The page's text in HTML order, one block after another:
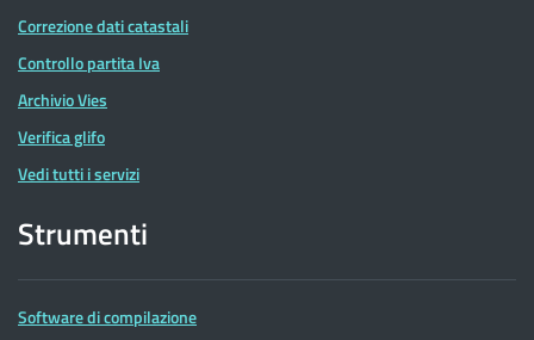
Correzione dati catastali
Controllo partita Iva
Archivio Vies
Verifica glifo
Vedi tutti i servizi
Strumenti
Software di compilazione